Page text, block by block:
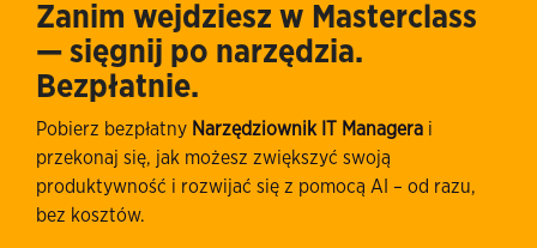
Zanim wejdziesz w Masterclass
— sięgnij po narzędzia.
Bezpłatnie.
Pobierz bezpłatny Narzędziownik IT Managera i
przekonaj się, jak możesz zwiększyć swoją
produktywność i rozwijać się z pomocą AI – od razu,
bez kosztów.